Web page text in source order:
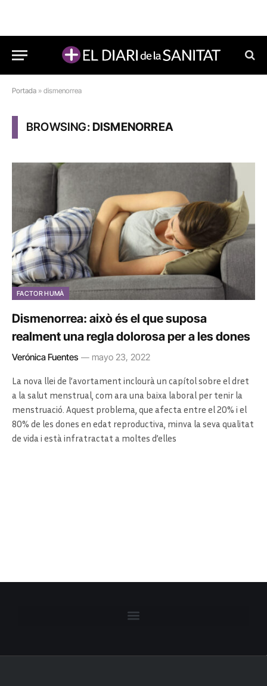
Portada » dismenorrea
BROWSING:DISMENORREA
FACTOR HUMÀ
Dismenorrea: això és el que suposa
realment una regla dolorosa per a les dones
Verónica Fuentes mayo 23, 2022
La nova llei de l’avortament inclourà un capítol sobre el dret
a la salut menstrual, com ara una baixa laboral per tenir la
menstruació. Aquest problema, que afecta entre el 20% i el
80% de les dones en edat reproductiva, minva la seva qualitat
de vida i està infratractat a moltes d’elles